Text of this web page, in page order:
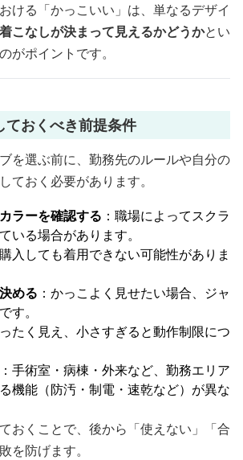
ける「かっこいい」は、単なるデザイ
着こなしが決まって見えるかどうかとい
がポイントです。
ておくべき前提条件
を選ぶ前に、勤務先のルールや自分の
ておく必要があります。
ラーを確認する ：職場によってスクラ
いる場合があります。
入しても着用できない可能性がありま
める ：かっこよく見せたい場合、ジャ
す。
たく見え、小さすぎると動作制限につ
：手術室・病棟・外来など、勤務エリア
機能（防汚・制電・速乾など）が異な
おくことで、後から「使えない」「合
を防げます。